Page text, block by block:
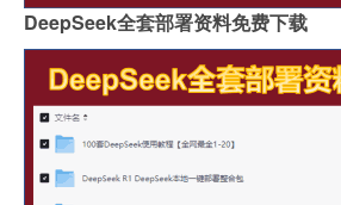
DeepSeek全套部署资料免费下载